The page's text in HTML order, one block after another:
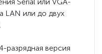
LAN или до двух
разрядная версия